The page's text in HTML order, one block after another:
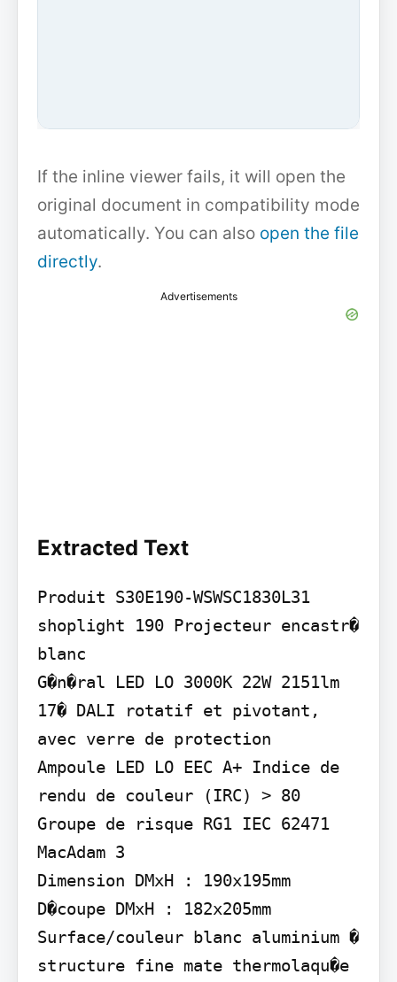
If the inline viewer fails, it will open the
original document in compatibility mode
automatically. You can also open the file
directly.
Advertisements
Extracted Text
Produit S30E190-WSWSC1830L31
shoplight 190 Projecteur encastr�
blanc
G�n�ral LED LO 3000K 22W 2151lm
17� DALI rotatif et pivotant,
avec verre de protection
Ampoule LED LO EEC A+ Indice de
rendu de couleur (IRC) > 80
Groupe de risque RG1 IEC 62471
MacAdam 3
Dimension DMxH : 190x195mm
D�coupe DMxH : 182x205mm
Surface/couleur blanc aluminium �
structure fine mate thermolaqu�e